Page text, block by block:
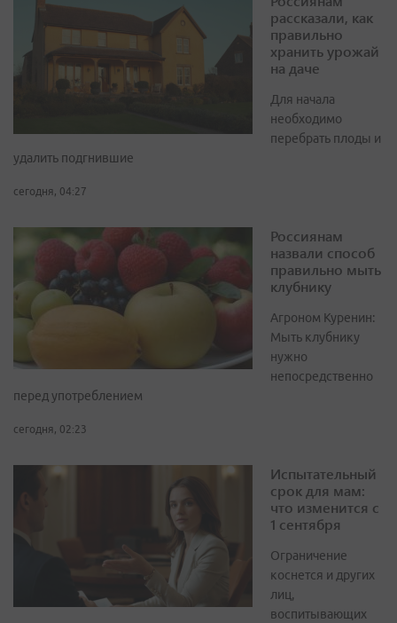
рассказали, как
правильно
хранить урожай
на даче
Для начала
необходимо
перебрать плоды и
удалить подгнившие
сегодня, 04:27
Россиянам
назвали способ
правильно мыть
клубнику
Агроном Куренин:
Мыть клубнику
нужно
непосредственно
перед употреблением
сегодня, 02:23
Испытательный
срок для мам:
что изменится с
1 сентября
Ограничение
коснется и других
лиц,
воспитывающих